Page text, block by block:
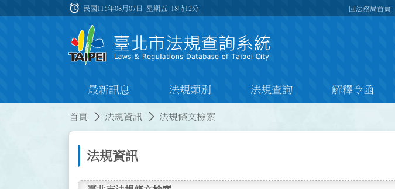
:::
alarm 民國115年08月07日 星期五 18時12分 回法務局首頁
最新訊息 法規類別 法規查詢 解釋令函
首頁 法規資訊 法規條文檢索
法規資訊